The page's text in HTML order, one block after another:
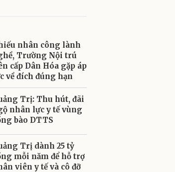
nhân công lành
Trường Nội trú
cấp Dân Hóa gặp áp
về đích đúng hạn
Trị: Thu hút, đãi
nhân lực y tế vùng
bào DTTS
Trị dành 25 tỷ
mỗi năm để hỗ trợ
viên y tế và cô đỡ